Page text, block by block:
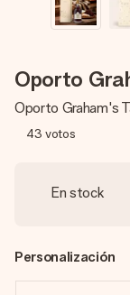
Oporto
Oporto Graham's
43 votos
En stock
Personalización